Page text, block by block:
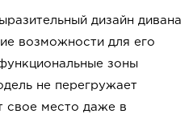
дизайн дивана
возможности для его
зоны
не перегружает
свое место даже в